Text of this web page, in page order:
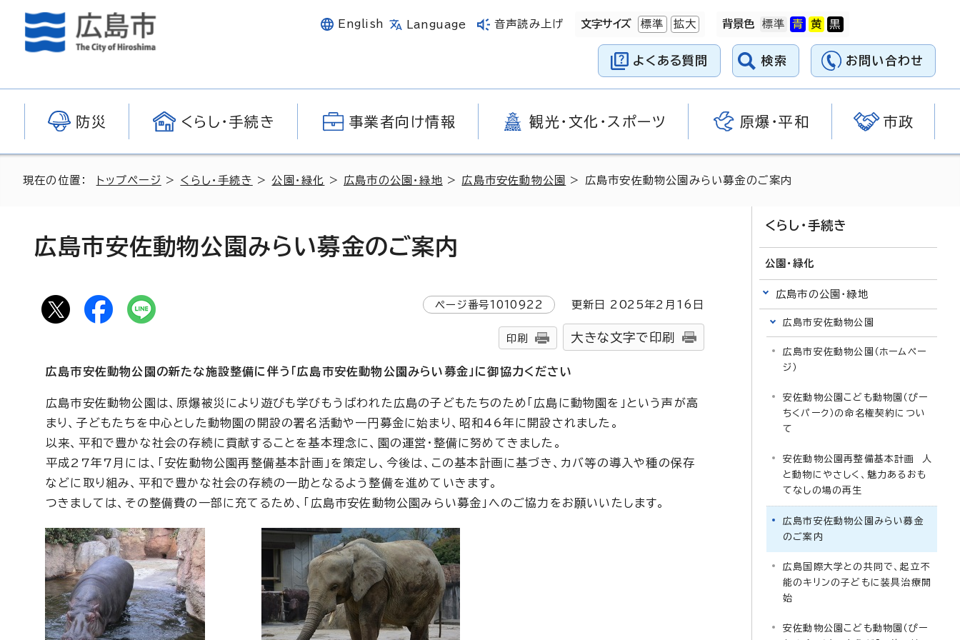
English Language 音声読み上げ 文字サイズ 標準 拡大 背景色
よくある質問 検索 お問い合わせ
防災 くらし・手続き 事業者向け情報 観光・文化・スポーツ 原爆・平和 市政
現在の位置： トップページ > くらし・手続き >公園・緑化 > 広島市の公園・緑地 > 広島市安佐動物公園 > 広島市安佐動物公園みらい募金のご案内
広島市安佐動物公園みらい募金のご案内
ページ番号1010922 更新日 2025年2月 16 日
印刷 大きな文字で印刷
広島市安佐動物公園の新たな施設整備に伴う「広島市安佐動物公園みらい募金」に御協力ください
広島市安佐動物公園は、原爆被災により遊びも学びもうばわれた広島の子どもたちのため「広島に動物園を」という声が高
まり、子どもたちを中心とした動物園の開設の署名活動や一円募金に始まり、昭和46年に開設されました。
以来、平和で豊かな社会の存続に貢献することを基本理念に、園の運営・整備に努めてきました。
平成27年7月には、「安佐動物公園再整備基本計画」を策定し、今後は、この基本計画に基づき、カバ等の導入や種の保存
などに取り組み、平和で豊かな社会の存続の一助となるよう整備を進めていきます。
つきましては、その整備費の一部に充てるため、「広島市安佐動物公園みらい募金」へのご協力をお願いいたします。
くらし・手続き
公園・緑化
広島市の公園・緑地
広島市安佐動物公園
広島市安佐動物公園（ホームペー
ジ）
安佐動物公園こども動物園（ぴー
ちくパーク）の命名権契約につい
て
安佐動物公園再整備基本計画 人
と動物にやさしく、魅力あるおも
てなしの場の再生
広島市安佐動物公園みらい募金
のご案内
広島国際大学との共同で、起立不
能のキリンの子どもに装具治療開
始
安佐動物公園こども動物園（ぴー